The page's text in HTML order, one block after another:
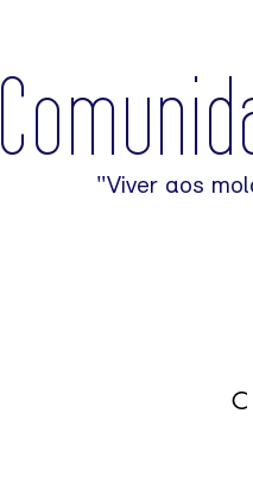
"Viver aos